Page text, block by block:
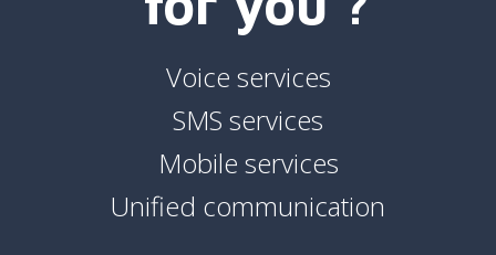
Voice services
SMS services
Mobile services
Unified communication